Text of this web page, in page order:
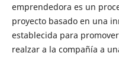
emprendedora es un
proyecto basado en una
establecida para
realzar a la compañía a